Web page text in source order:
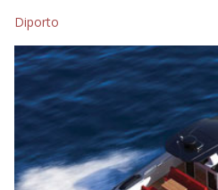
NAUTICA
EDITORIALI
Diporto